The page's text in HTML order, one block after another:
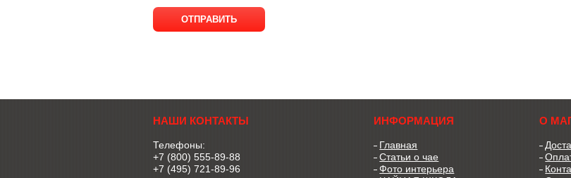
НАШИ КОНТАКТЫ
Телефоны:
+7 (800) 555-89-88
+7 (495) 721-89-96
ИНФОРМАЦИЯ
Главная
Статьи о чае
Фото интерьера
О